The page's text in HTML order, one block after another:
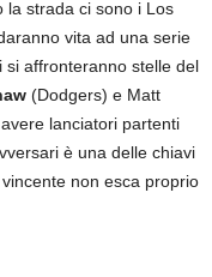
la strada ci sono i Los
vita ad una serie
si affronteranno stelle del
(Dodgers) e Matt
lanciatori partenti
è una delle chiavi
non esca proprio